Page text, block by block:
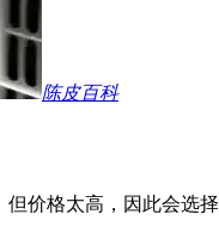
陈皮百科
价格太高，因此会选